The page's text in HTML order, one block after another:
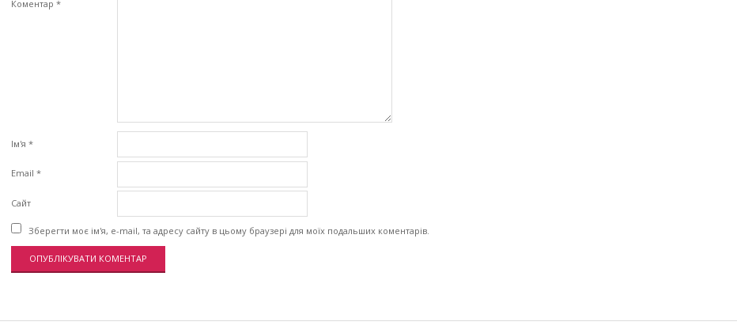
Коментар *
Ім'я *
Email *
Сайт
Зберегти моє ім'я, e-mail, та адресу сайту в цьому браузері для моїх подальших коментарів.